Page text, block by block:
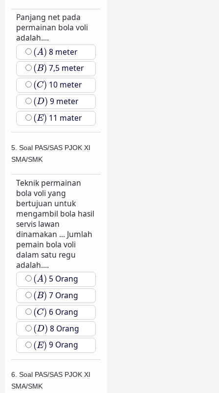
Panjang net pada
permainan bola voli
adalah....
(A)
(A) 8 meter
(B)
(B) 7,5 meter
(C)
(C) 10 meter
(D)
(D) 9 meter
(E)
(E) 11 mater
5. Soal PAS/SAS PJOK XI
SMA/SMK
Teknik permainan
bola voli yang
bertujuan untuk
mengambil bola hasil
servis lawan
dinamakan ... Jumlah
pemain bola voli
dalam satu regu
adalah....
(A)
(A) 5 Orang
(B)
(B) 7 Orang
(C)
(C) 6 Orang
(D)
(D) 8 Orang
(E)
(E) 9 Orang
6. Soal PAS/SAS PJOK XI
SMA/SMK